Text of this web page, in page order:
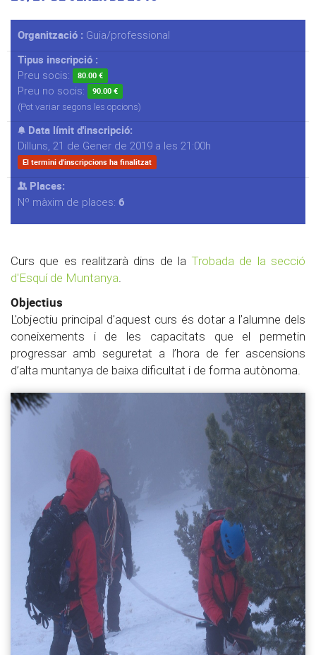
Organització : Guia/professional
Tipus inscripció :
Preu socis: 80.00 €
Preu no socis: 90.00 €
(Pot variar segons les opcions)
Data límit d'inscripció:
Dilluns, 21 de Gener de 2019 a les 21:00h
El termini d'inscripcions ha finalitzat
Places:
Nº màxim de places: 6
Curs que es realitzarà dins de la Trobada de la secció
d'Esquí de Muntanya.
Objectius
L'objectiu principal d'aquest curs és dotar a l’alumne dels
coneixements i de les capacitats que el permetin
progressar amb seguretat a l’hora de fer ascensions
d’alta muntanya de baixa dificultat i de forma autònoma.